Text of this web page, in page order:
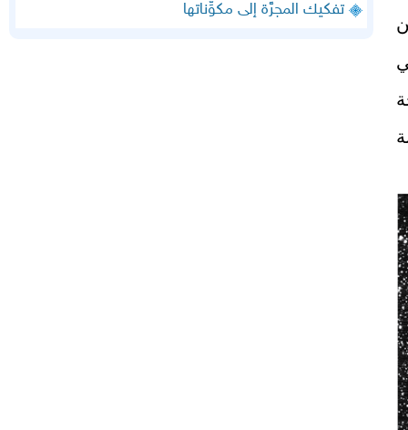
تفكيك المجرَّة إلى مكوِّناتها